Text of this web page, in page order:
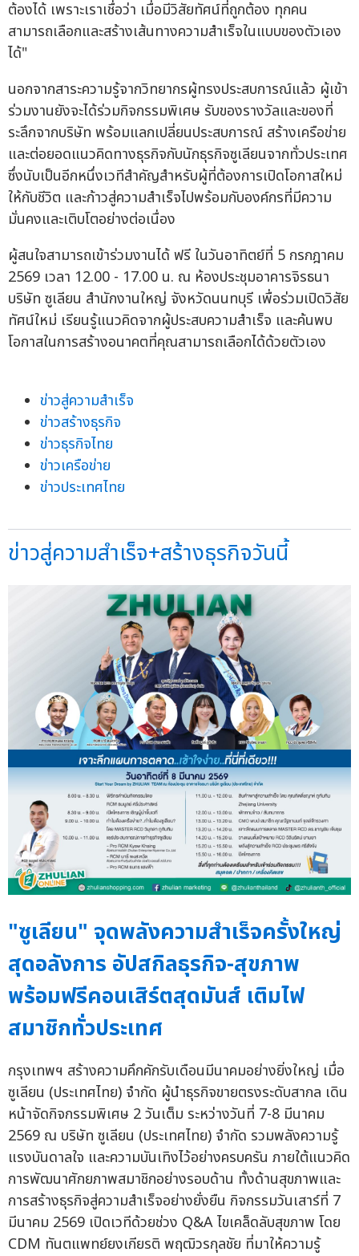
ต้องได้ เพราะเราเชื่อว่า เมื่อมีวิสัยทัศน์ที่ถูกต้อง ทุกคน
สามารถเลือกและสร้างเส้นทางความสำเร็จในแบบของตัวเอง
ได้"
นอกจากสาระความรู้จากวิทยากรผู้ทรงประสบการณ์แล้ว ผู้เข้า
ร่วมงานยังจะได้ร่วมกิจกรรมพิเศษ รับของรางวัลและของที่
ระลึกจากบริษัท พร้อมแลกเปลี่ยนประสบการณ์ สร้างเครือข่าย
และต่อยอดแนวคิดทางธุรกิจกับนักธุรกิจซูเลียนจากทั่วประเทศ
ซึ่งนับเป็นอีกหนึ่งเวทีสำคัญสำหรับผู้ที่ต้องการเปิดโอกาสใหม่
ให้กับชีวิต และก้าวสู่ความสำเร็จไปพร้อมกับองค์กรที่มีความ
มั่นคงและเติบโตอย่างต่อเนื่อง
ผู้สนใจสามารถเข้าร่วมงานได้ ฟรี ในวันอาทิตย์ที่ 5 กรกฎาคม
2569 เวลา 12.00 - 17.00 น. ณ ห้องประชุมอาคารจิรธนา
บริษัท ซูเลียน สำนักงานใหญ่ จังหวัดนนทบุรี เพื่อร่วมเปิดวิสัย
ทัศน์ใหม่ เรียนรู้แนวคิดจากผู้ประสบความสำเร็จ และค้นพบ
โอกาสในการสร้างอนาคตที่คุณสามารถเลือกได้ด้วยตัวเอง
ข่าวสู่ความสำเร็จ
ข่าวสร้างธุรกิจ
ข่าวธุรกิจไทย
ข่าวเครือข่าย
ข่าวประเทศไทย
ข่าวสู่ความสำเร็จ+สร้างธุรกิจวันนี้
"ซูเลียน" จุดพลังความสำเร็จครั้งใหญ่
สุดอลังการ อัปสกิลธุรกิจ-สุขภาพ
พร้อมฟรีคอนเสิร์ตสุดมันส์ เติมไฟ
สมาชิกทั่วประเทศ
กรุงเทพฯ สร้างความคึกคักรับเดือนมีนาคมอย่างยิ่งใหญ่ เมื่อ
ซูเลียน (ประเทศไทย) จำกัด ผู้นำธุรกิจขายตรงระดับสากล เดิน
หน้าจัดกิจกรรมพิเศษ 2 วันเต็ม ระหว่างวันที่ 7-8 มีนาคม
2569 ณ บริษัท ซูเลียน (ประเทศไทย) จำกัด รวมพลังความรู้
แรงบันดาลใจ และความบันเทิงไว้อย่างครบครัน ภายใต้แนวคิด
การพัฒนาศักยภาพสมาชิกอย่างรอบด้าน ทั้งด้านสุขภาพและ
การสร้างธุรกิจสู่ความสำเร็จอย่างยั่งยืน กิจกรรมวันเสาร์ที่ 7
มีนาคม 2569 เปิดเวทีด้วยช่วง Q&A ไขเคล็ดลับสุขภาพ โดย
CDM ทันตแพทย์ยงเกียรติ พฤฒิวรกุลชัย ที่มาให้ความรู้